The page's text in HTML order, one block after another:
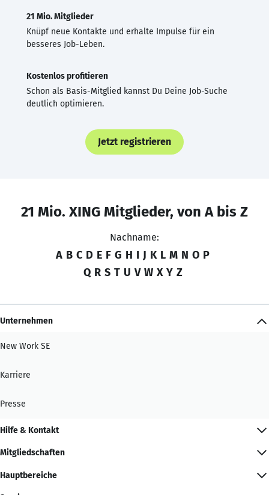
21 Mio. Mitglieder
Knüpf neue Kontakte und erhalte Impulse für ein
besseres Job-Leben.
Kostenlos profitieren
Schon als Basis-Mitglied kannst Du Deine Job-Suche
deutlich optimieren.
Jetzt registrieren
21 Mio. XING Mitglieder, von A bis Z
Nachname:
A B C D E F G H I J K L M N O P
Q R S T U V W X Y Z
Unternehmen
New Work SE
Karriere
Presse
Hilfe & Kontakt
Mitgliedschaften
Hauptbereiche